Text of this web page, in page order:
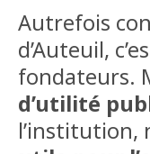
Autrefois
d’Auteuil,
fondateurs.
d’utilité
l’institution,